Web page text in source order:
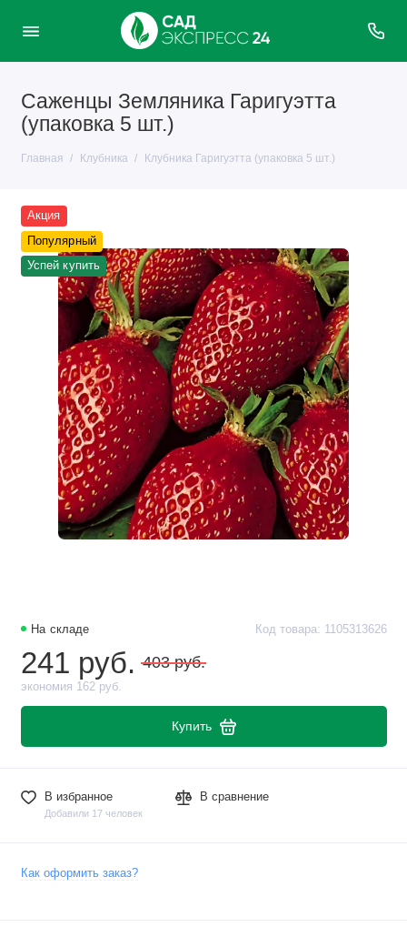
Саженцы Земляника Гаригуэтта
(упаковка 5 шт.)
Главная Клубника Клубника Гаригуэтта (упаковка 5 шт.)
Акция
Популярный
Успей купить
На складе Код товара: 1105313626
241 руб. 403 руб.
экономия 162 руб.
Купить
В избранное
Добавили 17 человек
В сравнение
Как оформить заказ?